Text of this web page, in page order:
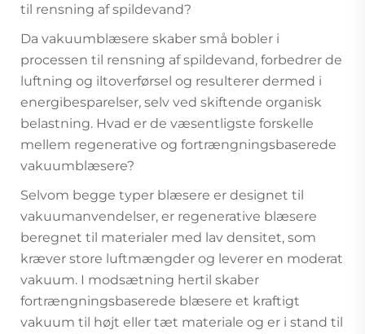
til rensning af spildevand?
Da vakuumblæsere skaber små bobler i
processen til rensning af spildevand, forbedrer de
luftning og iltoverførsel og resulterer dermed i
energibesparelser, selv ved skiftende organisk
belastning. Hvad er de væsentligste forskelle
mellem regenerative og fortrængningsbaserede
vakuumblæsere?
Selvom begge typer blæsere er designet til
vakuumanvendelser, er regenerative blæsere
beregnet til materialer med lav densitet, som
kræver store luftmængder og leverer en moderat
vakuum. I modsætning hertil skaber
fortrængningsbaserede blæsere et kraftigt
vakuum til højt eller tæt materiale og er i stand til